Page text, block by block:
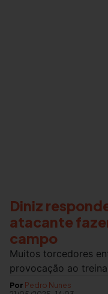
Diniz
atacante
campo
Muitos torcedores
provocação ao
Por Pedro Nunes